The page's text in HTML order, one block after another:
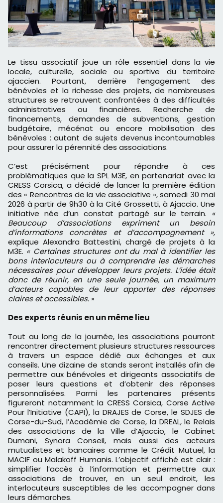
Le tissu associatif joue un rôle essentiel dans la vie
locale, culturelle, sociale ou sportive du territoire
ajaccien. Pourtant, derrière l’engagement des
bénévoles et la richesse des projets, de nombreuses
structures se retrouvent confrontées à des difficultés
administratives ou financières. Recherche de
financements, demandes de subventions, gestion
budgétaire, mécénat ou encore mobilisation des
bénévoles : autant de sujets devenus incontournables
pour assurer la pérennité des associations.
C’est précisément pour répondre à ces
problématiques que la SPL M3E, en partenariat avec la
CRESS Corsica, a décidé de lancer la première édition
des « Rencontres de la vie associative », samedi 30 mai
2026 à partir de 9h30 à la Cité Grossetti, à Ajaccio. Une
initiative née d’un constat partagé sur le terrain. «
Beaucoup d’associations expriment un besoin
d’informations concrètes et d’accompagnement »,
explique Alexandra Battestini, chargé de projets à la
M3E. « Certaines structures ont du mal à identifier les
bons interlocuteurs ou à comprendre les démarches
nécessaires pour développer leurs projets. L’idée était
donc de réunir, en une seule journée, un maximum
d’acteurs capables de leur apporter des réponses
claires et accessibles. »
Des experts réunis en un même lieu
Tout au long de la journée, les associations pourront
rencontrer directement plusieurs structures ressources
à travers un espace dédié aux échanges et aux
conseils. Une dizaine de stands seront installés afin de
permettre aux bénévoles et dirigeants associatifs de
poser leurs questions et d’obtenir des réponses
personnalisées. Parmi les partenaires présents
figureront notamment la CRESS Corsica, Corse Active
Pour l’Initiative (CAPI), la DRAJES de Corse, le SDJES de
Corse-du-Sud, l’Académie de Corse, la DREAL, le Relais
des associations de la Ville d’Ajaccio, le Cabinet
Dumani, Synora Conseil, mais aussi des acteurs
mutualistes et bancaires comme le Crédit Mutuel, la
MACIF ou Malakoff Humanis. L’objectif affiché est clair :
simplifier l’accès à l’information et permettre aux
associations de trouver, en un seul endroit, les
interlocuteurs susceptibles de les accompagner dans
leurs démarches.